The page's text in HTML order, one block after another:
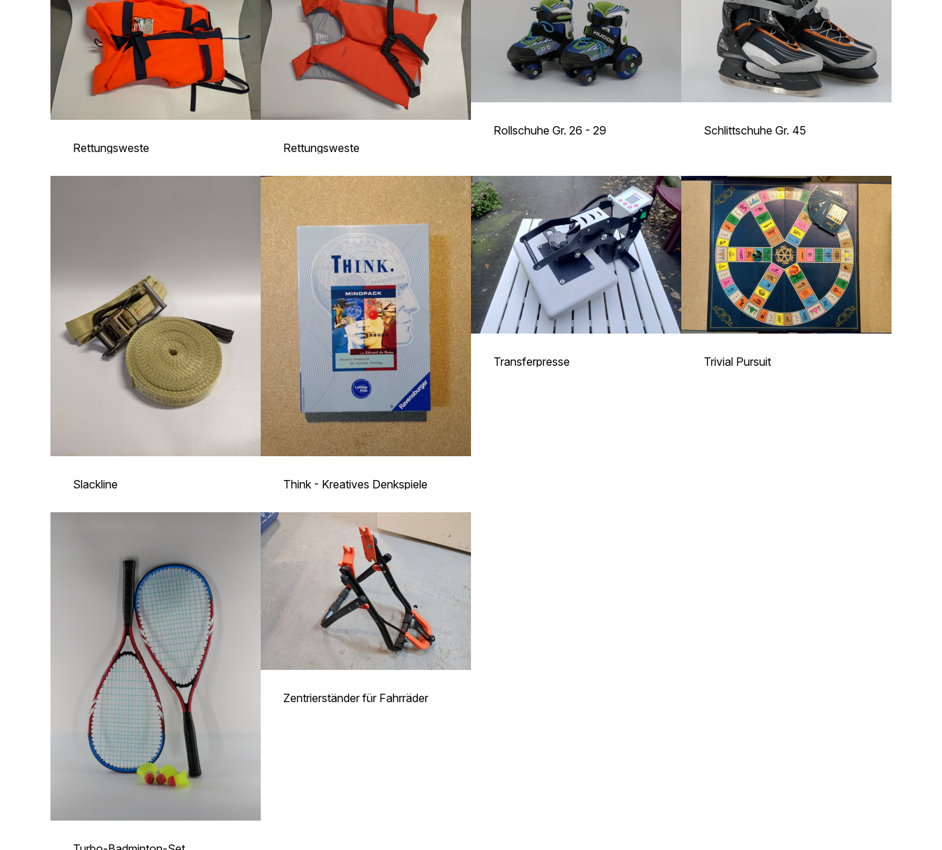
Rettungsweste Rettungsweste
Rollschuhe Gr. 26 - 29 Schlittschuhe Gr. 45
Slackline Think - Kreatives Denkspiele
Transferpresse Trivial Pursuit
Zentrierständer für Fahrräder